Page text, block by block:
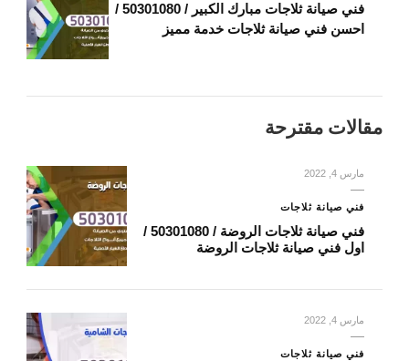
فني صيانة ثلاجات مبارك الكبير / 50301080 /
احسن فني صيانة ثلاجات خدمة مميز
مقالات مقترحة
مارس 4, 2022
فني صيانة ثلاجات
فني صيانة ثلاجات الروضة / 50301080 /
اول فني صيانة ثلاجات الروضة
مارس 4, 2022
فني صيانة ثلاجات